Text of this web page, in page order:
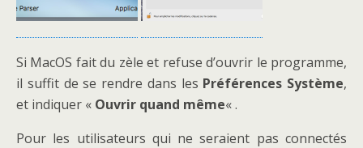
Si MacOS fait du zèle et refuse d’ouvrir le programme,
il suffit de se rendre dans les Préférences Système,
et indiquer « Ouvrir quand même« .
Pour les utilisateurs qui ne seraient pas connectés